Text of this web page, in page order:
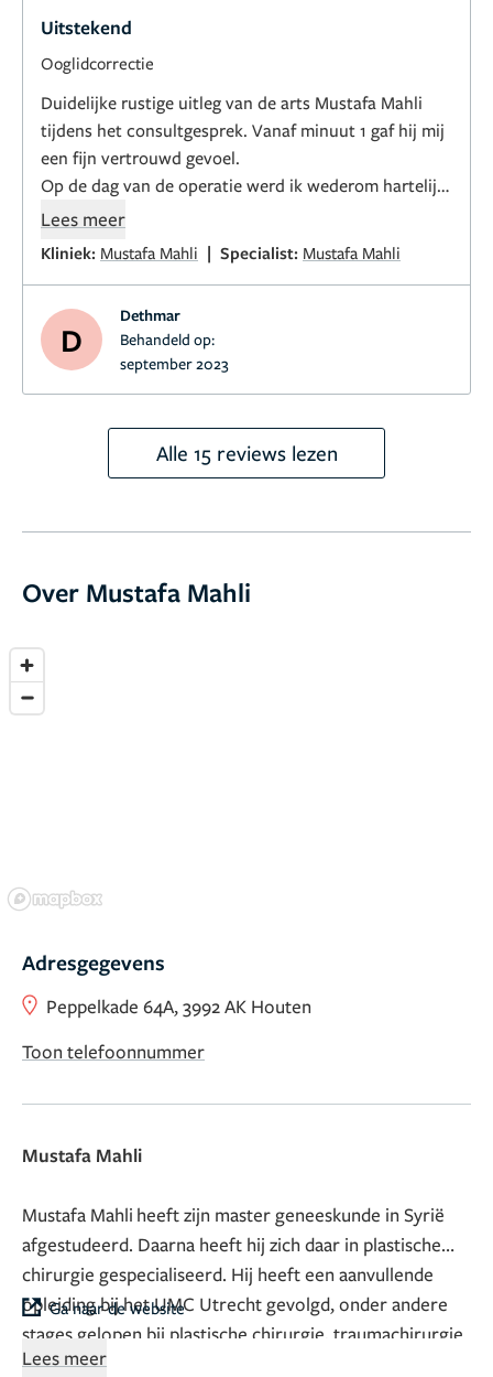
Uitstekend
Ooglidcorrectie
Duidelijke rustige uitleg van de arts Mustafa Mahli
tijdens het consultgesprek. Vanaf minuut 1 gaf hij mij
een fijn vertrouwd gevoel.
Op de dag van de operatie werd ik wederom hartelijk
ontvangen door hem.
Wederom duidelijke rustige uitleg wat er ging
Na een aantal dagen zijn de hechtingen verwijderd en
het resultaat is prachtig.
Ik ben superblij dat ik de stap heb genomen en
behandeld .
Lees meer
Kliniek: Mustafa Mahli | Specialist: Mustafa Mahli
D
Dethmar
Behandeld op:
september 2023
Alle 15 reviews lezen
Over Mustafa Mahli
Adresgegevens
Peppelkade 64A, 3992 AK Houten
Toon telefoonnummer
Mustafa Mahli
Mustafa Mahli heeft zijn master geneeskunde in Syrië
afgestudeerd. Daarna heeft hij zich daar in plastische
chirurgie gespecialiseerd. Hij heeft een aanvullende
opleiding bij het UMC Utrecht gevolgd, onder andere
stages gelopen bij plastische chirurgie, traumachirurgie
en oncologische chirurgie.
Ga naar de website
Lees meer